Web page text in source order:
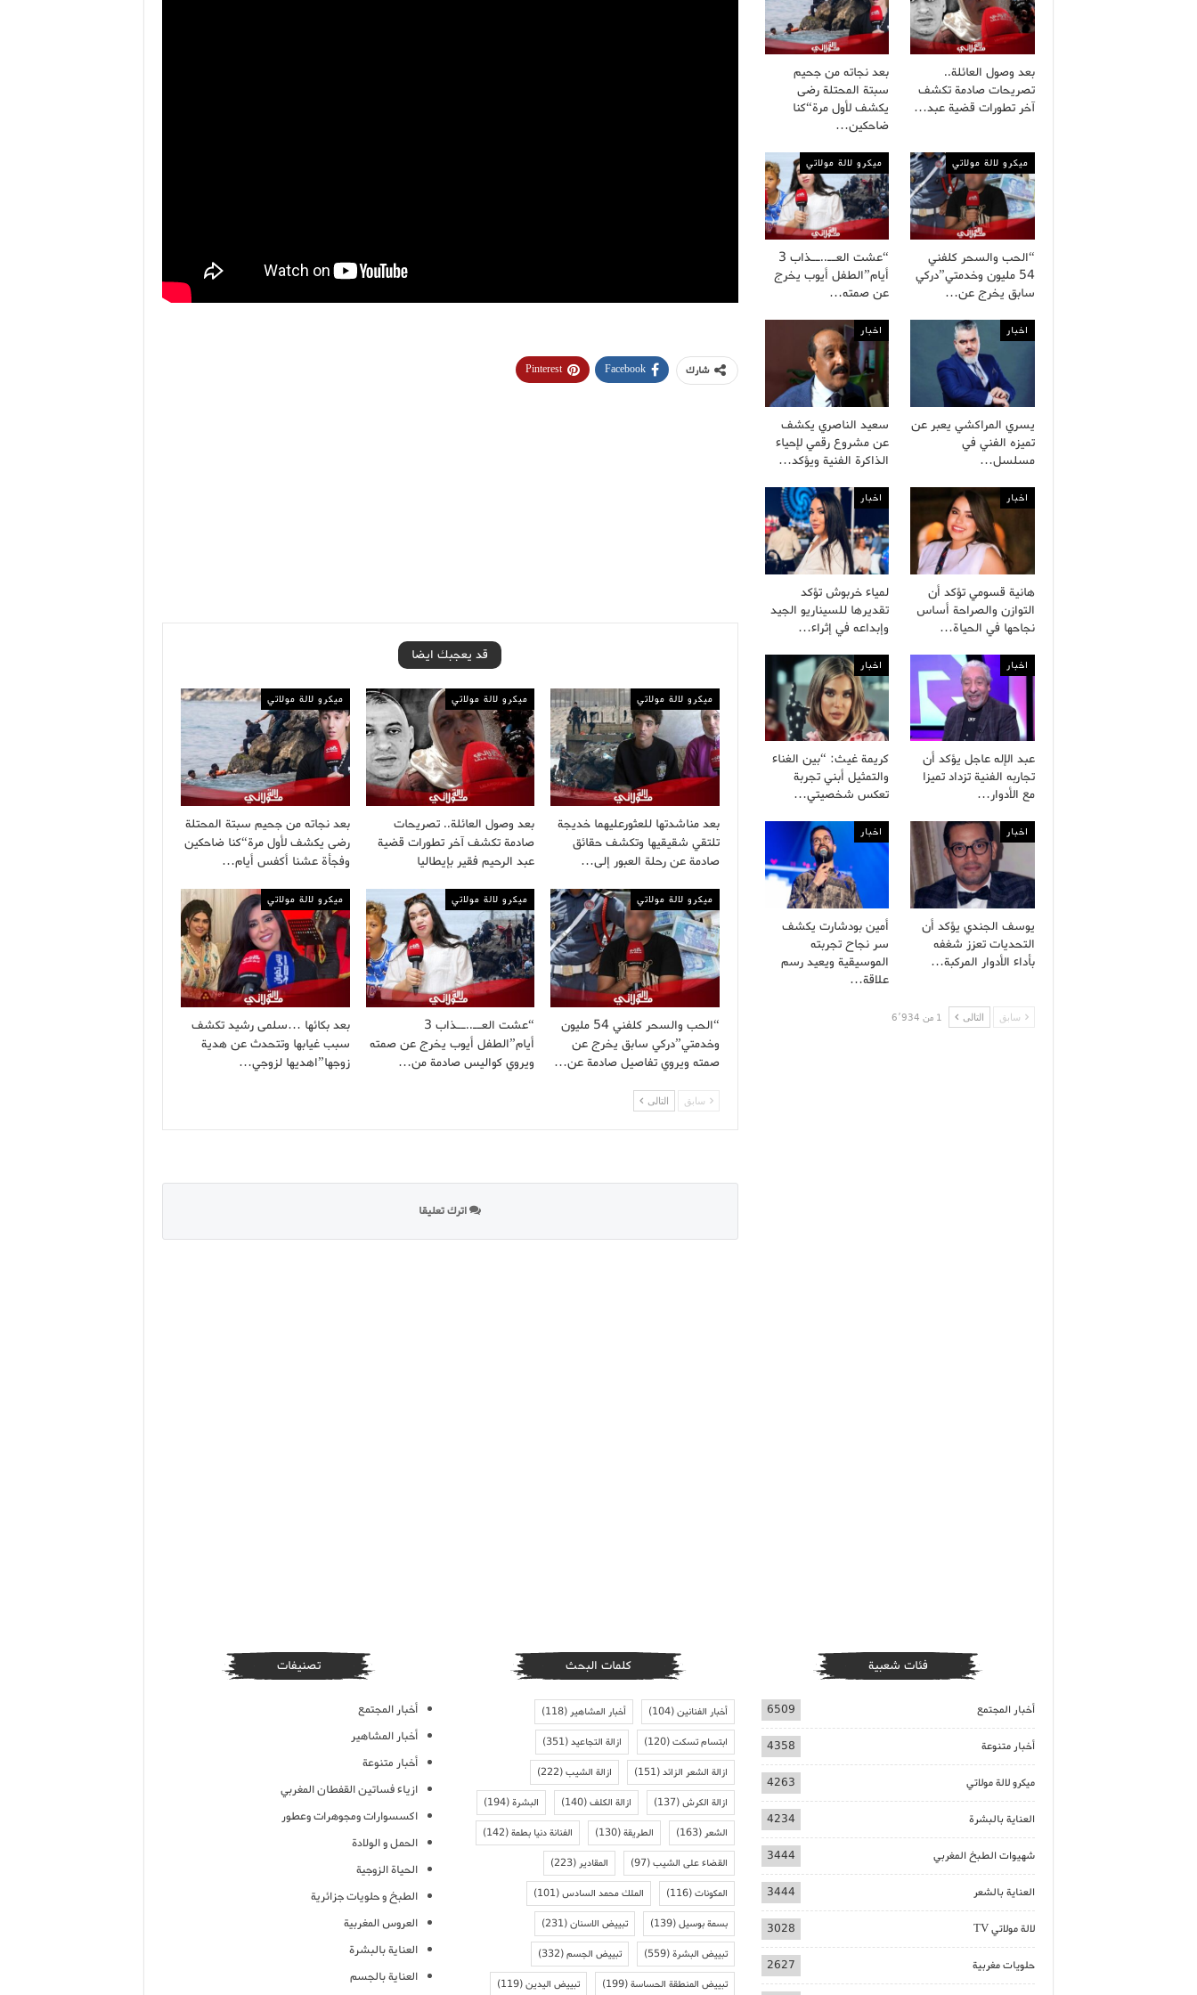
شارك Facebook
Pinterest
قد يعجبك ايضا
ميكرو لالة مولاتي
بعد مناشدتها للعثورعليهما خديجة
تلتقي شقيقيها وتكشف حقائق
صادمة عن رحلة العبور إلى…
ميكرو لالة مولاتي
بعد وصول العائلة.. تصريحات
صادمة تكشف آخر تطورات قضية
عبد الرحيم فقير بإيطاليا
ميكرو لالة مولاتي
بعد نجاته من جحيم سبتة المحتلة
رضى يكشف لأول مرة“كنا ضاحكين
وفجأة عشنا أكفس أيام…
ميكرو لالة مولاتي
“الحب والسحر كلفني 54 مليون
وخدمتي”دركي سابق يخرج عن
صمته ويروي تفاصيل صادمة عن…
ميكرو لالة مولاتي
“عشت العــ..ــذاب 3
أيام”الطفل أيوب يخرج عن صمته
ويروي كواليس صادمة من…
ميكرو لالة مولاتي
بعد بكائها …سلمى رشيد تكشف
سبب غيابها وتتحدث عن هدية
زوجها”اهديها لزوجي…
سابق التالى
اترك تعليقا
بعد وصول العائلة..
تصريحات صادمة تكشف
آخر تطورات قضية عبد…
بعد نجاته من جحيم
سبتة المحتلة رضى
يكشف لأول مرة“كنا
ضاحكين…
ميكرو لالة مولاتي
“الحب والسحر كلفني
54 مليون وخدمتي”دركي
سابق يخرج عن…
ميكرو لالة مولاتي
“عشت العــ..ــذاب 3
أيام”الطفل أيوب يخرج
عن صمته…
اخبار
يسري المراكشي يعبر عن
تميزه الفني في
مسلسل…
اخبار
سعيد الناصري يكشف
عن مشروع رقمي لإحياء
الذاكرة الفنية ويؤكد…
اخبار
هانية قسومي تؤكد أن
التوازن والصراحة أساس
نجاحها في الحياة…
اخبار
لمياء خربوش تؤكد
تقديرها للسيناريو الجيد
وإبداعه في إثراء…
اخبار
عبد الإله عاجل يؤكد أن
تجاربه الفنية تزداد تميزا
مع الأدوار…
اخبار
كريمة غيث: “بين الغناء
والتمثيل أبني تجربة
تعكس شخصيتي…
اخبار
يوسف الجندي يؤكد أن
التحديات تعزز شغفه
بأداء الأدوار المركبة…
اخبار
أمين بودشارت يكشف
سر نجاح تجربته
الموسيقية ويعيد رسم
علاقة…
سابق التالى 1 من 6٬934
فئات شعبية
أخبار المجتمع 6509
أخبار متنوعة 4358
ميكرو لالة مولاتي 4263
العناية بالبشرة 4234
شهيوات الطبخ المغربي 3444
العناية بالشعر 3444
لالة مولاتي TV 3028
حلويات مغربية 2627
كلمات البحث
أخبار الفنانين(104) أخبار المشاهير(118)
ابتسام تسكت(120) ازالة التجاعيد(351)
ازالة الشعر الزائد(151) ازالة الشيب(222)
ازالة الكرش(137) ازالة الكلف(140) البشرة(194)
الشعر(163) الطريقة(130) الفنانة دنيا بطمة(142)
القضاء على الشيب(97) المقادير(223)
المكونات(116) الملك محمد السادس(101)
بسمة بوسيل(139) تبييض الاسنان(231)
تبييض البشرة(559) تبييض الجسم(332)
تبييض المنطقة الحساسة(199) تبييض اليدين(119)
تصنيفات
أخبار المجتمع
أخبار المشاهير
أخبار متنوعة
ازياء فساتين القفطان المغربي
اكسسوارات ومجوهرات وعطور
الحمل و الولادة
الحياة الزوجية
الطبخ و حلويات جزائرية
العروس المغربية
العناية بالبشرة
العناية بالجسم